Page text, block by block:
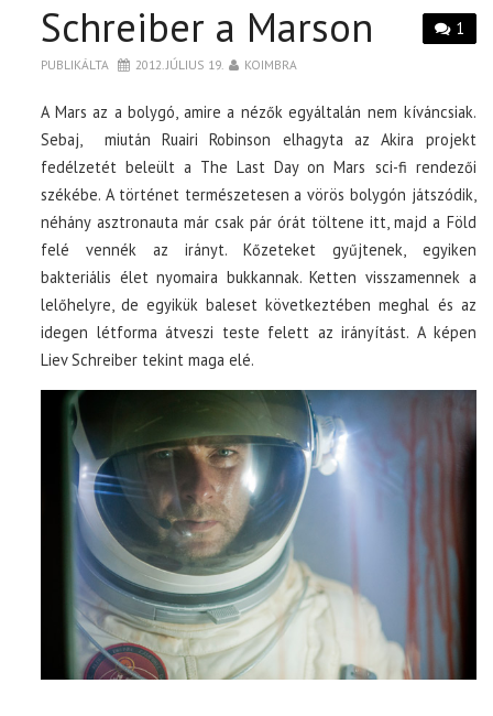
1
Schreiber a Marson
PUBLIKÁLTA 2012. JÚLIUS 19. KOIMBRA
A Mars az a bolygó, amire a nézők egyáltalán nem kíváncsiak.
Sebaj, miután Ruairi Robinson elhagyta az Akira projekt
fedélzetét beleült a The Last Day on Mars sci-fi rendezői
székébe. A történet természetesen a vörös bolygón játszódik,
néhány asztronauta már csak pár órát töltene itt, majd a Föld
felé vennék az irányt. Kőzeteket gyűjtenek, egyiken
bakteriális élet nyomaira bukkannak. Ketten visszamennek a
lelőhelyre, de egyikük baleset következtében meghal és az
idegen létforma átveszi teste felett az irányítást. A képen
Liev Schreiber tekint maga elé.